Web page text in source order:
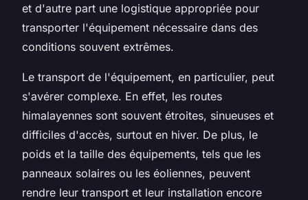
et d'autre part une logistique appropriée pour
transporter l'équipement nécessaire dans des
conditions souvent extrêmes.
Le transport de l'équipement, en particulier, peut
s'avérer complexe. En effet, les routes
himalayennes sont souvent étroites, sinueuses et
difficiles d'accès, surtout en hiver. De plus, le
poids et la taille des équipements, tels que les
panneaux solaires ou les éoliennes, peuvent
rendre leur transport et leur installation encore